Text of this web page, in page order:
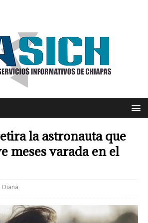
la astronauta que
meses varada en el
Diana